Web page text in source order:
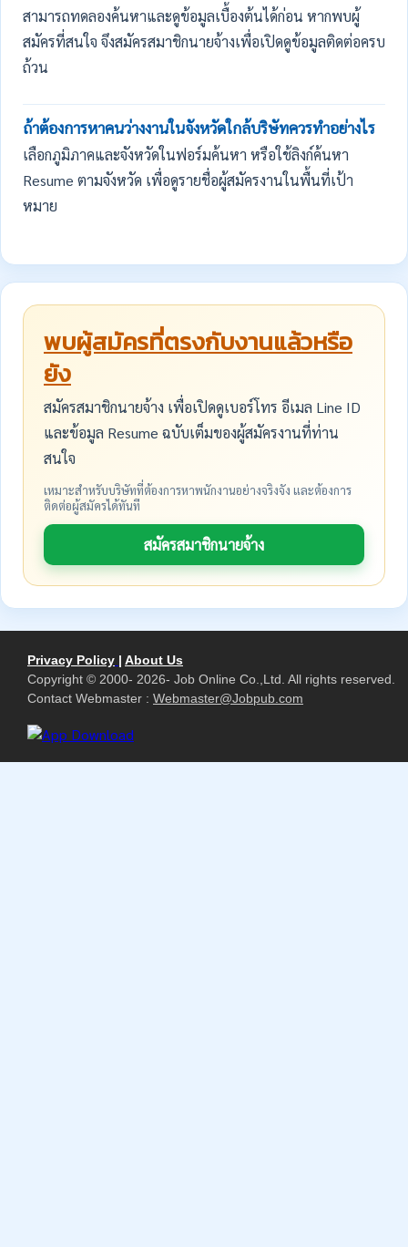
สามารถทดลองค้นหาและดูข้อมูลเบื้องต้นได้ก่อน หากพบผู้
สมัครที่สนใจ จึงสมัครสมาชิกนายจ้างเพื่อเปิดดูข้อมูลติดต่อครบ
ถ้วน
ถ้าต้องการหาคนว่างงานในจังหวัดใกล้บริษัทควรทำอย่างไร
เลือกภูมิภาคและจังหวัดในฟอร์มค้นหา หรือใช้ลิงก์ค้นหา
Resume ตามจังหวัด เพื่อดูรายชื่อผู้สมัครงานในพื้นที่เป้า
หมาย
พบผู้สมัครที่ตรงกับงานแล้วหรือ
ยัง
สมัครสมาชิกนายจ้าง เพื่อเปิดดูเบอร์โทร อีเมล Line ID
และข้อมูล Resume ฉบับเต็มของผู้สมัครงานที่ท่าน
สนใจ
เหมาะสำหรับบริษัทที่ต้องการหาพนักงานอย่างจริงจัง และต้องการ
ติดต่อผู้สมัครได้ทันที
สมัครสมาชิกนายจ้าง
Privacy Policy | About Us
Copyright © 2000- 2026- Job Online Co.,Ltd. All rights reserved.
Contact Webmaster : Webmaster@Jobpub.com